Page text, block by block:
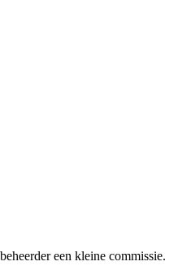
een kleine commissie.